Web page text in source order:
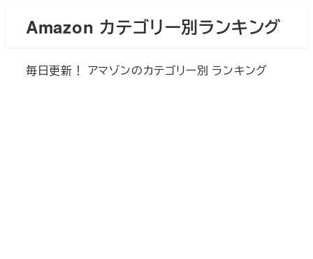
Amazon カテゴリー別ランキング
毎日更新！ アマゾンのカテゴリー別 ランキング